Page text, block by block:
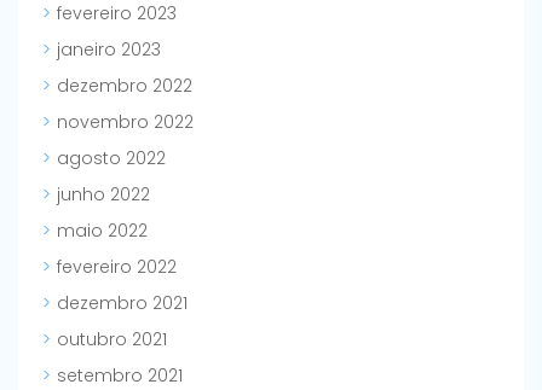
fevereiro 2023
janeiro 2023
dezembro 2022
novembro 2022
agosto 2022
junho 2022
maio 2022
fevereiro 2022
dezembro 2021
outubro 2021
setembro 2021